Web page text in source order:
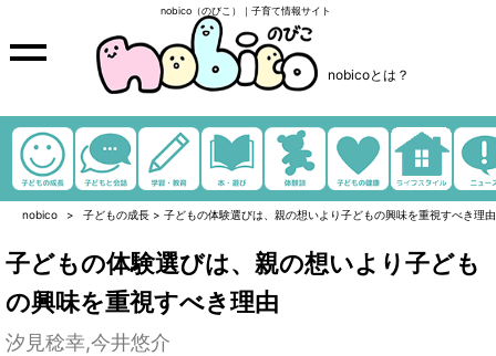
nobico（のびこ）｜子育て情報サイト
nobicoとは？
nobico 子どもの成長 > 子どもの体験選びは、親の想いより子どもの興味を重視すべき理由
子どもの体験選びは、親の想いより子ども
の興味を重視すべき理由
汐見稔幸,今井悠介